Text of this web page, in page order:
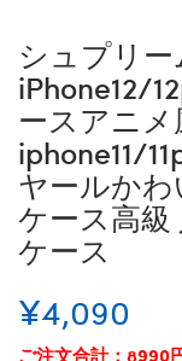
シュプリ
iPhone12/
ースアニ
iphone11/
ヤールか
ケース高
ケース
¥4,090
ご注文合計：8990